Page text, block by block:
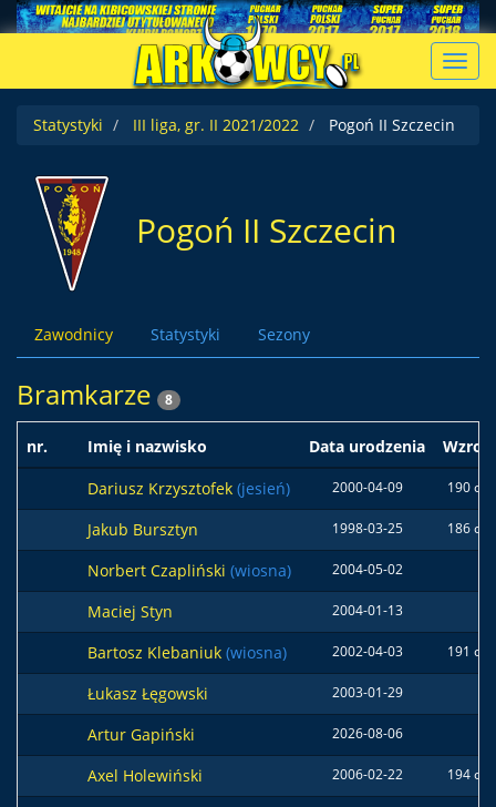
Statystyki
III liga, gr. II 2021/2022 Pogoń II Szczecin
Pogoń II Szczecin
Zawodnicy Statystyki Sezony
Bramkarze 8
nr. Imię i nazwisko Data urodzenia
Wzrost
Dariusz Krzysztofek (jesień) 2000-04-09 190 cm
Jakub Bursztyn 1998-03-25 186 cm
Norbert Czapliński (wiosna) 2004-05-02
Maciej Styn 2004-01-13
Bartosz Klebaniuk (wiosna) 2002-04-03 191 cm
Łukasz Łęgowski 2003-01-29
Artur Gapiński 2026-08-06
Axel Holewiński 2006-02-22 194 cm